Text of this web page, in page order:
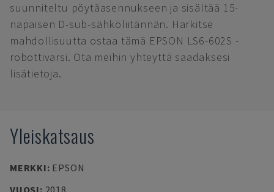
suunniteltu pöytäasennukseen ja sisältää 15-
napaisen D-sub-sähköliitännän. Harkitse
mahdollisuutta ostaa tämä EPSON LS6-602S -
robottivarsi. Ota meihin yhteyttä saadaksesi
lisätietoja.
Yleiskatsaus
MERKKI: EPSON
VUOSI: 2018